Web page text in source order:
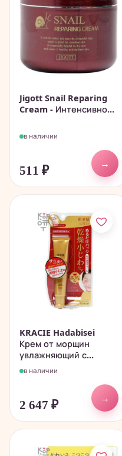
Jigott Snail Reparing
Cream - Интенсивно...
в наличии
511 ₽
→
KRACIE Hadabisei
Крем от морщин
увлажняющий с...
в наличии
2 647 ₽
→